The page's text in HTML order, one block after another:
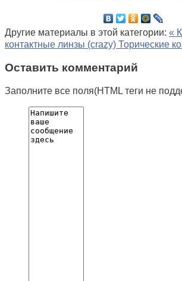
Другие материалы в этой категории: «
контактные линзы (crazy) Торические
Оставить комментарий
Заполните все поля(HTML теги не